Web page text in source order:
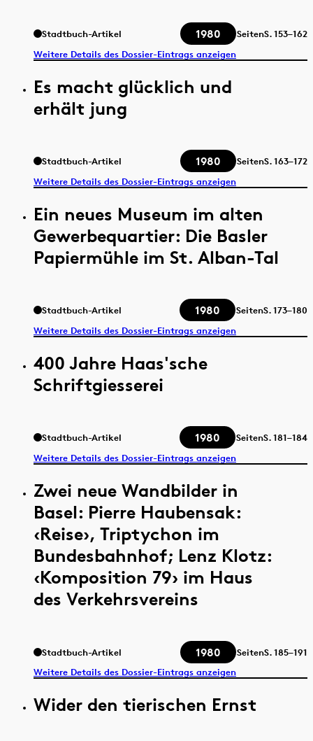
Stadtbuch-Artikel 1980 SeitenS.153–162
Weitere Details des Dossier-Eintrags anzeigen
Es macht glücklich und
erhält jung
Stadtbuch-Artikel 1980 SeitenS.163–172
Weitere Details des Dossier-Eintrags anzeigen
Ein neues Museum im alten
Gewerbequartier: Die Basler
Papiermühle im St. Alban-Tal
Stadtbuch-Artikel 1980 SeitenS.173–180
Weitere Details des Dossier-Eintrags anzeigen
400 Jahre Haas'sche
Schriftgiesserei
Stadtbuch-Artikel 1980 SeitenS.181–184
Weitere Details des Dossier-Eintrags anzeigen
Zwei neue Wandbilder in
Basel: Pierre Haubensak:
‹Reise›, Triptychon im
Bundesbahnhof; Lenz Klotz:
‹Komposition 79› im Haus
des Verkehrsvereins
Stadtbuch-Artikel 1980 SeitenS.185–191
Weitere Details des Dossier-Eintrags anzeigen
Wider den tierischen Ernst